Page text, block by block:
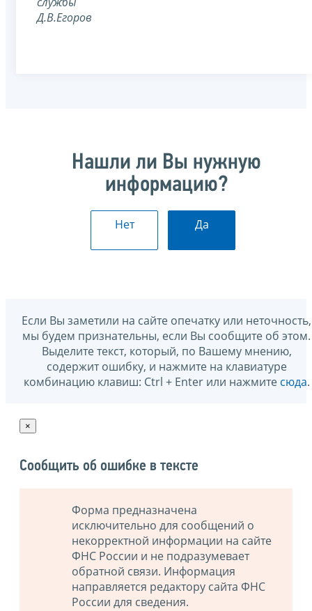
Д.В.Егоров
Нашли ли Вы нужную
информацию?
Нет Да
Если Вы заметили на сайте опечатку или неточность,
мы будем признательны, если Вы сообщите об этом.
Выделите текст, который, по Вашему мнению,
содержит ошибку, и нажмите на клавиатуре
комбинацию клавиш: Ctrl + Enter или нажмите сюда.
×
Сообщить об ошибке в тексте
Форма предназначена
исключительно для сообщений о
некорректной информации на сайте
ФНС России и не подразумевает
обратной связи. Информация
направляется редактору сайта ФНС
России для сведения.